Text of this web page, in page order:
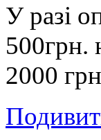
У разі
500грн.
2000